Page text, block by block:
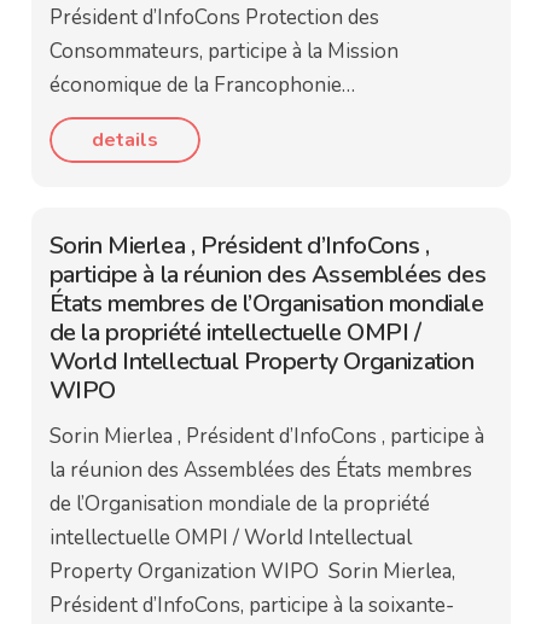
Président d’InfoCons Protection des
Consommateurs, participe à la Mission
économique de la Francophonie…
details
Sorin Mierlea , Président d’InfoCons ,
participe à la réunion des Assemblées des
États membres de l’Organisation mondiale
de la propriété intellectuelle OMPI /
World Intellectual Property Organization
WIPO
Sorin Mierlea , Président d’InfoCons , participe à
la réunion des Assemblées des États membres
de l’Organisation mondiale de la propriété
intellectuelle OMPI / World Intellectual
Property Organization WIPO Sorin Mierlea,
Président d’InfoCons, participe à la soixante-